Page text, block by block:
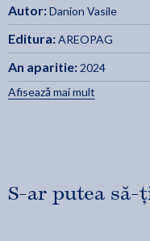
patristica si canonica a
conjugala a sotilor in
extremele lipsite de
acrivie, fie ca e vorba de
Autor:Danion Vasile
Editura:AREOPAG
An aparitie: 2024
Afisează mai mult
S-ar putea să-